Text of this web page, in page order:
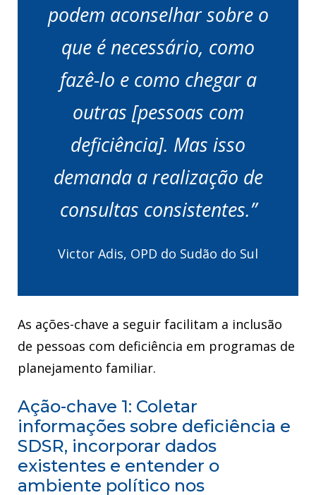
podem aconselhar sobre o
que é necessário, como
fazê-lo e como chegar a
outras [pessoas com
deficiência]. Mas isso
demanda a realização de
consultas consistentes.”
Victor Adis, OPD do Sudão do Sul
As ações-chave a seguir facilitam a inclusão
de pessoas com deficiência em programas de
planejamento familiar.
Ação-chave 1: Coletar
informações sobre deficiência e
SDSR, incorporar dados
existentes e entender o
ambiente político nos